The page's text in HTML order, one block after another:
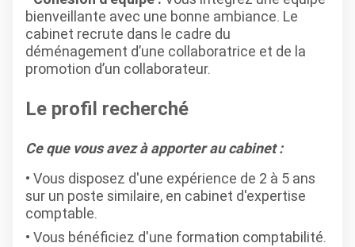
bienveillante avec une bonne ambiance. Le
cabinet recrute dans le cadre du
déménagement d’une collaboratrice et de la
promotion d’un collaborateur.
Le profil recherché
Ce que vous avez à apporter au cabinet :
Vous disposez d'une expérience de 2 à 5 ans
sur un poste similaire, en cabinet d'expertise
comptable.
Vous bénéficiez d'une formation comptabilité.